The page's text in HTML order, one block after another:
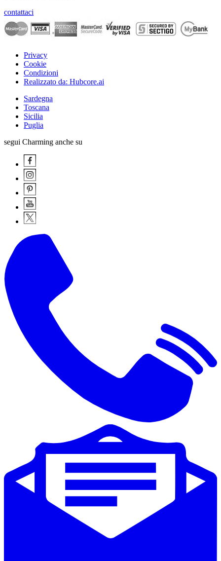
contattaci
Privacy
Cookie
Condizioni
Realizzato da: Hubcore.ai
Sardegna
Toscana
Sicilia
Puglia
segui Charming anche su